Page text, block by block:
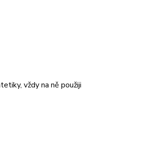
vždy na ně použiji